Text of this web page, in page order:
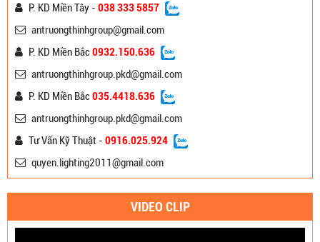
P. KD Miền Tây - 038 333 5857
antruongthinhgroup@gmail.com
P. KD Miền Bắc0932.150.636
antruongthinhgroup.pkd@gmail.com
P. KD Miền Bắc035.4418.636
antruongthinhgroup.pkd@gmail.com
Tư Vấn Kỹ Thuật - 0916.025.924
quyen.lighting2011@gmail.com
VIDEO CLIP